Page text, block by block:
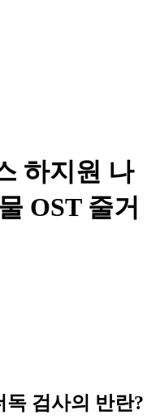
하지원 나
OST 줄거
독 검사의 반란?